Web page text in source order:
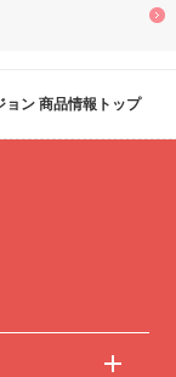
ョン 商品情報トップ